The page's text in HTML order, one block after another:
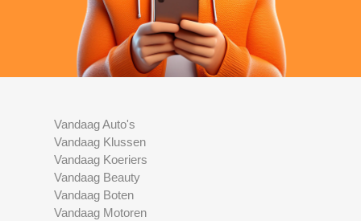
Vandaag Auto's
Vandaag Klussen
Vandaag Koeriers
Vandaag Beauty
Vandaag Boten
Vandaag Motoren